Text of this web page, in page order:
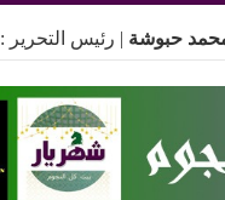
حبوشة | رئيس التحرير :